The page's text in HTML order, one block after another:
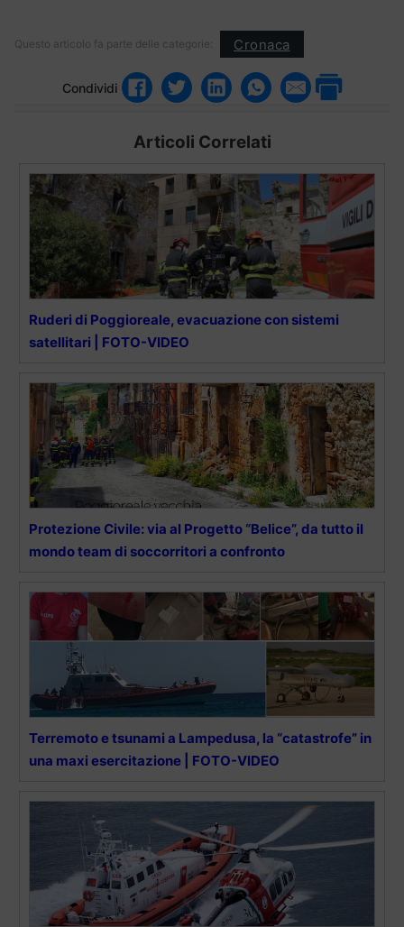
Questo articolo fa parte delle categorie: Cronaca
Condividi
Articoli Correlati
Ruderi di Poggioreale, evacuazione con sistemi
satellitari | FOTO-VIDEO
Protezione Civile: via al Progetto “Belice”, da tutto il
mondo team di soccorritori a confronto
Terremoto e tsunami a Lampedusa, la “catastrofe” in
una maxi esercitazione | FOTO-VIDEO